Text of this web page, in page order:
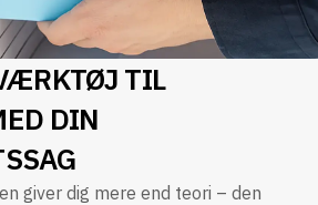
TIL
DIN
giver dig mere end teori – den